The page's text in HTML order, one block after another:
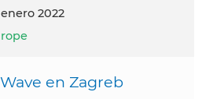
2022
en Zagreb